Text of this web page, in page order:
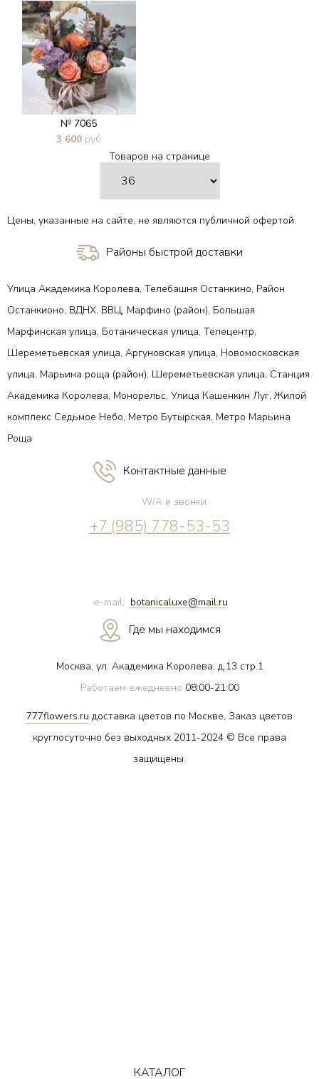
В 1 клик
№ 7065
3 600 руб
Товаров на странице
Цены, указанные на сайте, не являются публичной офертой.
Районы быстрой доставки
Улица Академика Королева, Телебашня Останкино, Район
Останкионо, ВДНХ, ВВЦ, Марфино (район), Большая
Марфинская улица, Ботаническая улица, Телецентр,
Шереметьевская улица, Аргуновская улица, Новомосковская
улица, Марьина роща (район), Шереметьевская улица, Станция
Академика Королева, Монорельс, Улица Кашенкин Луг, Жилой
комплекс Седьмое Небо, Метро Бутырская, Метро Марьина
Роща
Контактные данные
W/A и звонки
+7 (985) 778-53-53
e-mail: botanicaluxe@mail.ru
Где мы находимся
Москва, ул. Академика Королева, д.13 стр.1
Работаем ежедневно 08:00-21:00
777flowers.ru доставка цветов по Москве, Заказ цветов
круглосуточно без выходных 2011-2024 © Все права
защищены.
КАТАЛОГ